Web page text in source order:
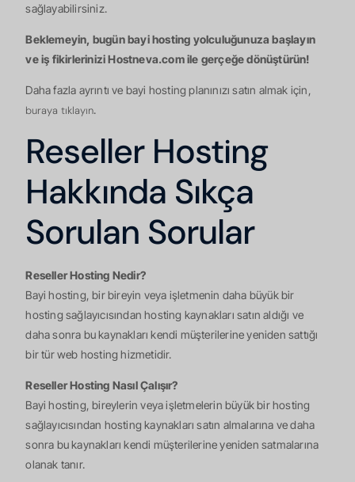
sağlayabilirsiniz.
Beklemeyin, bugün bayi hosting yolculuğunuza başlayın
ve iş fikirlerinizi Hostneva.com ile gerçeğe dönüştürün!
Daha fazla ayrıntı ve bayi hosting planınızı satın almak için,
buraya tıklayın.
Reseller Hosting
Hakkında Sıkça
Sorulan Sorular
Reseller Hosting Nedir?
Bayi hosting, bir bireyin veya işletmenin daha büyük bir
hosting sağlayıcısından hosting kaynakları satın aldığı ve
daha sonra bu kaynakları kendi müşterilerine yeniden sattığı
bir tür web hosting hizmetidir.
Reseller Hosting Nasıl Çalışır?
Bayi hosting, bireylerin veya işletmelerin büyük bir hosting
sağlayıcısından hosting kaynakları satın almalarına ve daha
sonra bu kaynakları kendi müşterilerine yeniden satmalarına
olanak tanır.